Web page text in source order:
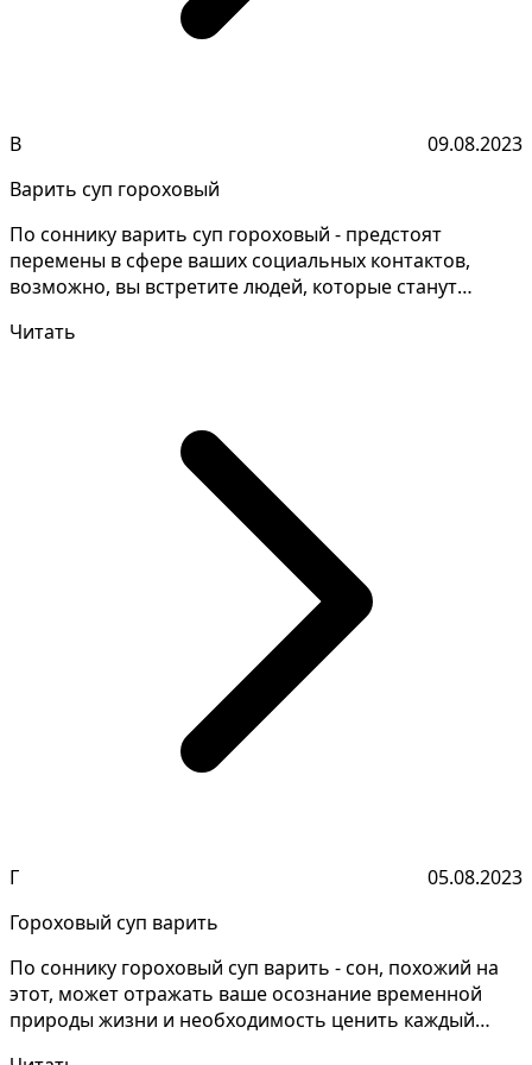
В
09.08.2023
Варить суп гороховый
По соннику варить суп гороховый - предстоят
перемены в сфере ваших социальных контактов,
возможно, вы встретите людей, которые станут
Читать
Г
05.08.2023
Гороховый суп варить
По соннику гороховый суп варить - сон, похожий на
этот, может отражать ваше осознание временной
природы жизни и необходимость ценить каждый